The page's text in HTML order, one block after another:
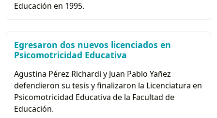
Educación en 1995.
Egresaron dos nuevos licenciados en
Psicomotricidad Educativa
Agustina Pérez Richardi y Juan Pablo Yañez
defendieron su tesis y finalizaron la Licenciatura en
Psicomotricidad Educativa de la Facultad de
Educación.